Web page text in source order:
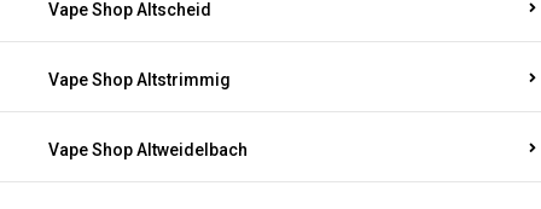
Vape Shop Altscheid
Vape Shop Altstrimmig
Vape Shop Altweidelbach